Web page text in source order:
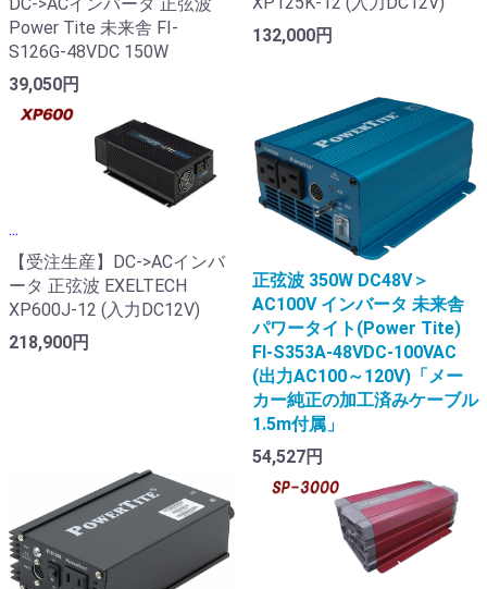
DC->ACインバータ 正弦波
Power Tite 未来舎 FI-
S126G-48VDC 150W
39,050円
132,000円
...
【受注生産】DC->ACインバ
ータ 正弦波 EXELTECH
XP600J-12 (入力DC12V)
218,900円
正弦波 350W DC48V＞
AC100V インバータ 未来舎
パワータイト(Power Tite)
FI-S353A-48VDC-100VAC
(出力AC100～120V)「メー
カー純正の加工済みケーブル
1.5m付属」
54,527円